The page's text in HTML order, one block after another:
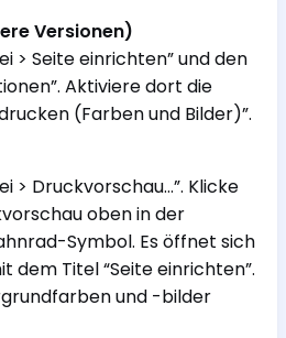
Versionen)
> Seite einrichten” und den
Aktiviere dort die
(Farben und Bilder)”.
> Druckvorschau…”. Klicke
oben in der
Symbol. Es öffnet sich
dem Titel “Seite einrichten”.
und -bilder